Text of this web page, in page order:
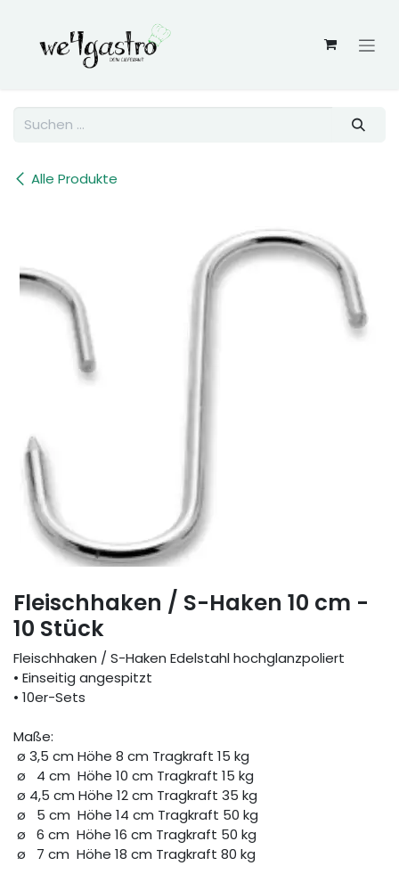
Alle Produkte
Fleischhaken / S-Haken 10 cm -
10 Stück
Fleischhaken / S-Haken Edelstahl hochglanzpoliert
• Einseitig angespitzt
• 10er-Sets
Maße:
ø 3,5 cm Höhe 8 cm Tragkraft 15 kg
ø 4 cm Höhe 10 cm Tragkraft 15 kg
ø 4,5 cm Höhe 12 cm Tragkraft 35 kg
ø 5 cm Höhe 14 cm Tragkraft 50 kg
ø 6 cm Höhe 16 cm Tragkraft 50 kg
ø 7 cm Höhe 18 cm Tragkraft 80 kg